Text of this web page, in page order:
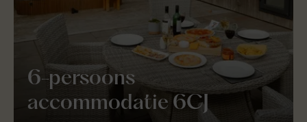
6-persoons
accommodatie 6CJ